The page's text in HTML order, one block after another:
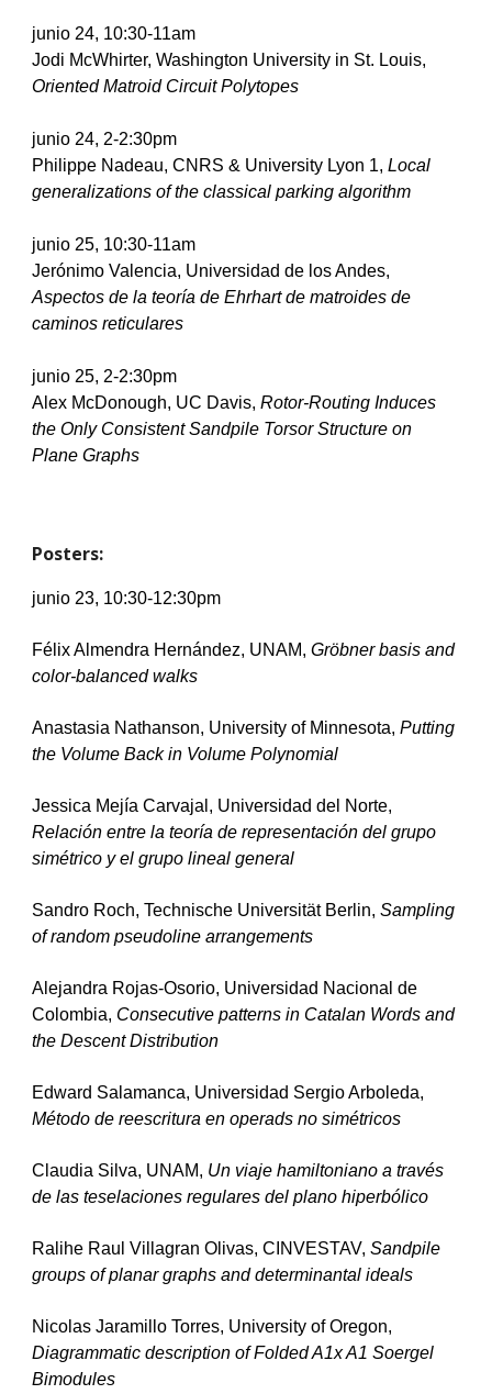
junio 24, 10:30-11am
Oriented Matroid Circuit Polytopes
junio 24, 2-2:30pm
Philippe Nadeau, CNRS & University Lyon 1, Local
generalizations of the classical parking algorithm
junio 25, 10:30-11am
Aspectos de la teoría de Ehrhart de matroides de
caminos reticulares
junio 25, 2-2:30pm
Alex McDonough, UC Davis, Rotor-Routing Induces
the Only Consistent Sandpile Torsor Structure on
Plane Graphs
Posters:
junio 23, 10:30-12:30pm
Félix Almendra Hernández, UNAM, Gröbner basis and
color-balanced walks
Anastasia Nathanson, University of Minnesota, Putting
the Volume Back in Volume Polynomial
Relación entre la teoría de representación del grupo
simétrico y el grupo lineal general
Sandro Roch, Technische Universität Berlin, Sampling
of random pseudoline arrangements
Alejandra Rojas-Osorio, Universidad Nacional de
Colombia, Consecutive patterns in Catalan Words and
the Descent Distribution
Método de reescritura en operads no simétricos
Claudia Silva, UNAM, Un viaje hamiltoniano a través
de las teselaciones regulares del plano hiperbólico
Ralihe Raul Villagran Olivas, CINVESTAV, Sandpile
groups of planar graphs and determinantal ideals
Diagrammatic description of Folded A1x A1 Soergel
Bimodules